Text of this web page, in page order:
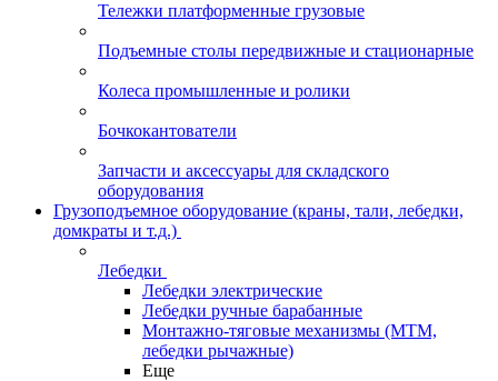
Тележки платформенные грузовые
Подъемные столы передвижные и стационарные
Колеса промышленные и ролики
Бочкокантователи
Запчасти и аксессуары для складского
оборудования
Грузоподъемное оборудование (краны, тали, лебедки,
домкраты и т.д.)
Лебедки
Лебедки электрические
Лебедки ручные барабанные
Монтажно-тяговые механизмы (МТМ,
лебедки рычажные)
Еще